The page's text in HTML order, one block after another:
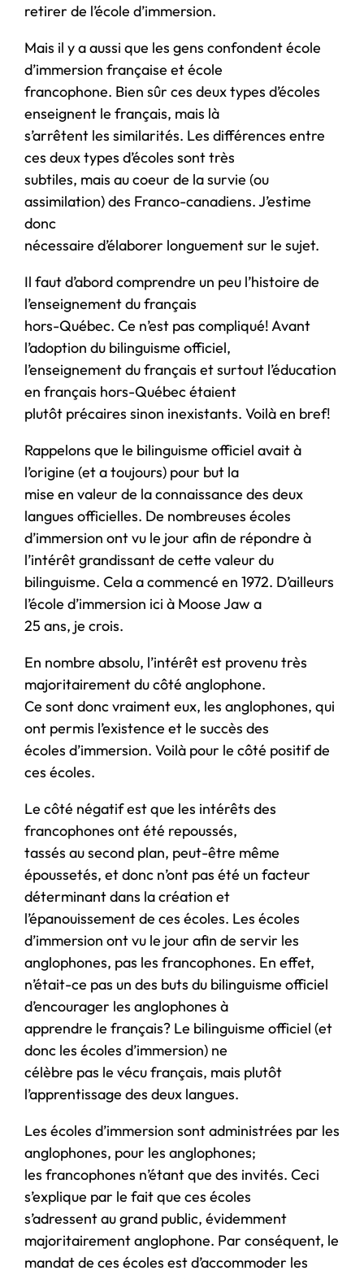
retirer de l’école d’immersion.
Mais il y a aussi que les gens confondent école
d’immersion française et école
francophone. Bien sûr ces deux types d’écoles
enseignent le français, mais là
s’arrêtent les similarités. Les différences entre
ces deux types d’écoles sont très
subtiles, mais au coeur de la survie (ou
assimilation) des Franco-canadiens. J’estime
donc
nécessaire d’élaborer longuement sur le sujet.
Il faut d’abord comprendre un peu l’histoire de
l’enseignement du français
hors-Québec. Ce n’est pas compliqué! Avant
l’adoption du bilinguisme officiel,
l’enseignement du français et surtout l’éducation
en français hors-Québec étaient
plutôt précaires sinon inexistants. Voilà en bref!
Rappelons que le bilinguisme officiel avait à
l’origine (et a toujours) pour but la
mise en valeur de la connaissance des deux
langues officielles. De nombreuses écoles
d’immersion ont vu le jour afin de répondre à
l’intérêt grandissant de cette valeur du
bilinguisme. Cela a commencé en 1972. D’ailleurs
l’école d’immersion ici à Moose Jaw a
25 ans, je crois.
En nombre absolu, l’intérêt est provenu très
majoritairement du côté anglophone.
Ce sont donc vraiment eux, les anglophones, qui
ont permis l’existence et le succès des
écoles d’immersion. Voilà pour le côté positif de
ces écoles.
Le côté négatif est que les intérêts des
francophones ont été repoussés,
tassés au second plan, peut-être même
époussetés, et donc n’ont pas été un facteur
déterminant dans la création et
l’épanouissement de ces écoles. Les écoles
d’immersion ont vu le jour afin de servir les
anglophones, pas les francophones. En effet,
n’était-ce pas un des buts du bilinguisme officiel
d’encourager les anglophones à
apprendre le français? Le bilinguisme officiel (et
donc les écoles d’immersion) ne
célèbre pas le vécu français, mais plutôt
l’apprentissage des deux langues.
Les écoles d’immersion sont administrées par les
anglophones, pour les anglophones;
les francophones n’étant que des invités. Ceci
s’explique par le fait que ces écoles
s’adressent au grand public, évidemment
majoritairement anglophone. Par conséquent, le
mandat de ces écoles est d’accommoder les